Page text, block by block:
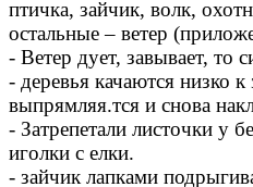
птичка, зайчик, волк,
остальные – ветер
- Ветер дует, завывает, то
- деревья качаются низко
выпрямляя.тся и снова
- Затрепетали листочки у
иголки с елки.
- зайчик лапками